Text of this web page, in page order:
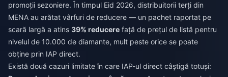
promoții sezoniere. În timpul Eid 2026, distribuitorii terți din
MENA au arătat vârfuri de reducere — un pachet raportat pe
scară largă a atins 39% reducere față de prețul de listă pentru
nivelul de 10.000 de diamante, mult peste orice se poate
obține prin IAP direct.
Există două cazuri limitate în care IAP-ul direct câștigă totuși: